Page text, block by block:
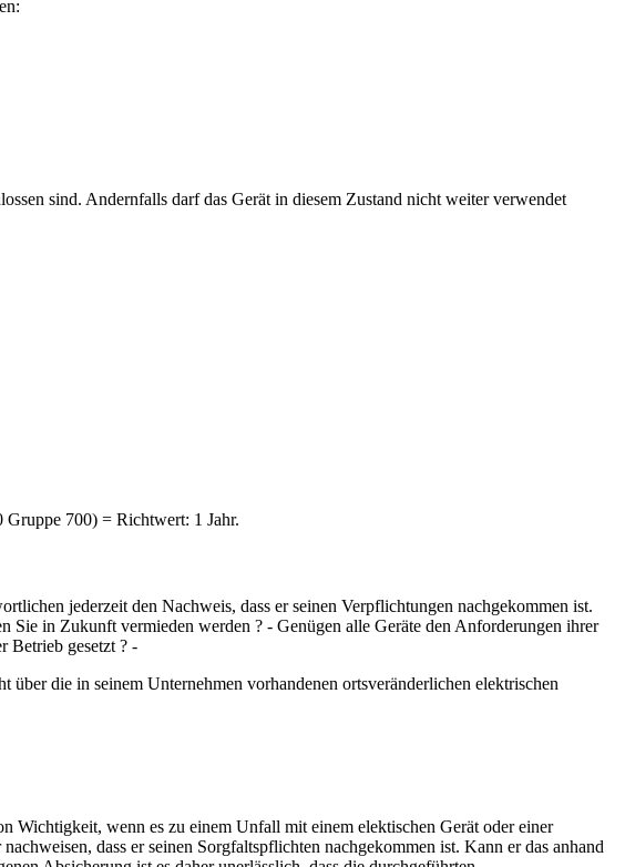
sind. Andernfalls darf das Gerät in diesem Zustand nicht weiter verwendet
700) = Richtwert: 1 Jahr.
jederzeit den Nachweis, dass er seinen Verpflichtungen nachgekommen ist.
in Zukunft vermieden werden ? - Genügen alle Geräte den Anforderungen ihrer
Betrieb gesetzt ? -
die in seinem Unternehmen vorhandenen ortsveränderlichen elektrischen
Wichtigkeit, wenn es zu einem Unfall mit einem elektischen Gerät oder einer
dass er seinen Sorgfaltspflichten nachgekommen ist. Kann er das anhand